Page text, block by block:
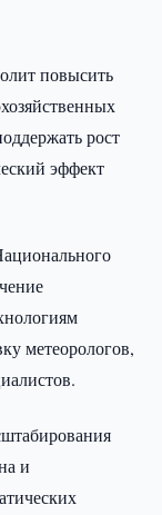
повысить
рост
эффект
метеорологов,
и